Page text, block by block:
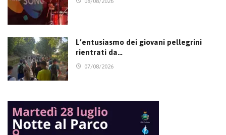
L’entusiasmo dei giovani pellegrini
rientrati da…
07/08/2026